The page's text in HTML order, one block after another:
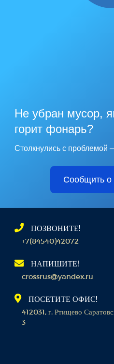
Не убран мусор,
горит фонарь?
Столкнулись с проблемой
Сообщить о
ПОЗВОНИТЕ!
+7(84540)42072
НАПИШИТЕ!
crossrus@yandex.ru
ПОСЕТИТЕ ОФИС!
412031, г. Ртищево
3